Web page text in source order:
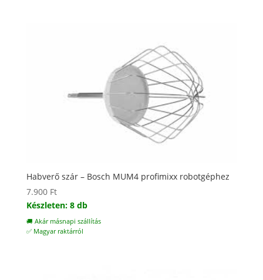
Habverő szár – Bosch MUM4 profimixx robotgéphez
7.900 Ft
Készleten: 8 db
🚚 Akár másnapi szállítás
✅ Magyar raktárról